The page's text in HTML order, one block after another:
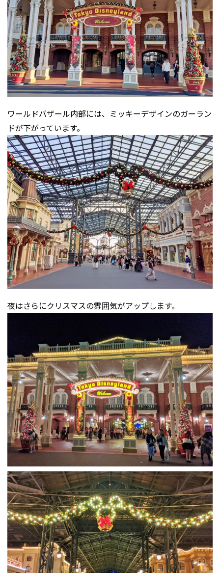
ワールドバザール内部には、ミッキーデザインのガーラン
ドが下がっています。
夜はさらにクリスマスの雰囲気がアップします。